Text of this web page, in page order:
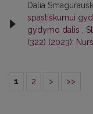
Dalia
spastiškumui
gydymo dalis ,
(322) (2023):
1 2 > >>